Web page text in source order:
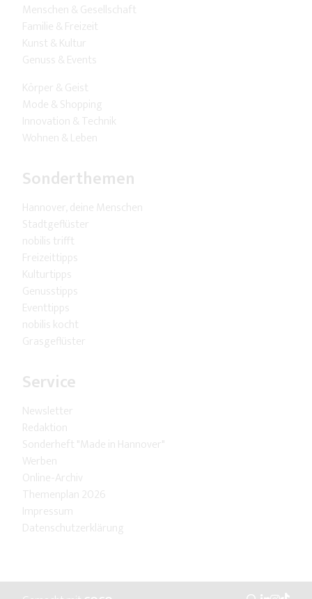
Menschen & Gesellschaft
Familie & Freizeit
Kunst & Kultur
Genuss & Events
Körper & Geist
Mode & Shopping
Innovation & Technik
Wohnen & Leben
Sonderthemen
Hannover, deine Menschen
Stadtgeflüster
nobilis trifft
Freizeittipps
Kulturtipps
Genusstipps
Eventtipps
nobilis kocht
Grasgeflüster
Service
Newsletter
Redaktion
Sonderheft "Made in Hannover"
Werben
Online-Archiv
Themenplan 2026
Impressum
Datenschutzerklärung